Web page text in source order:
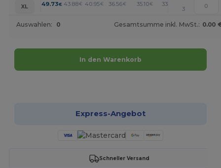
XL
49.73€ 43.88€ 40.95€ 36.56€ 35.10€ 33.63
3
Auswahlen: 0 Gesamtsumme inkl. MwSt.: 0.00
In den Warenkorb
Express-Angebot
Schneller Versand